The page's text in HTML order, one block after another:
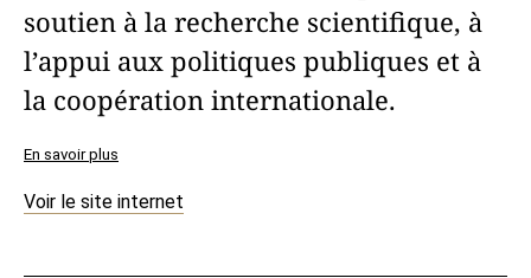
soutien à la recherche scientifique, à
l’appui aux politiques publiques et à
la coopération internationale.
En savoir plus
Voir le site internet